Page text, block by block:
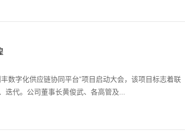
数字化供应链协同平台”项目启动大会，该项目标志着联
迭代。公司董事长黄俊武、各高管及...